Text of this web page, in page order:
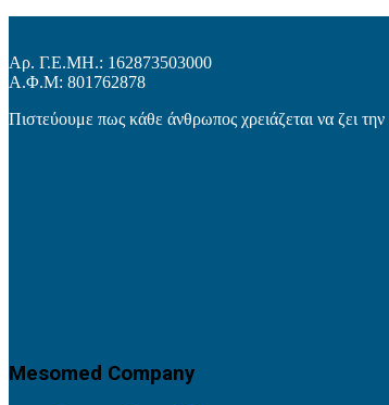
Αρ. Γ.Ε.ΜΗ.: 162873503000
Α.Φ.Μ: 801762878
Πιστεύουμε πως κάθε άνθρωπος χρειάζεται να ζει
Mesomed Company